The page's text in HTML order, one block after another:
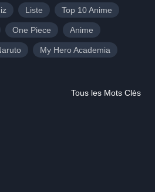
Liste Top 10 Anime
One Piece Anime
My Hero Academia
Tous les Mots Clès